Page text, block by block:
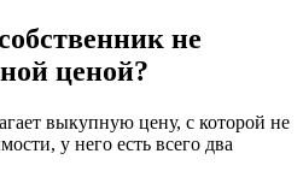
не
ценой?
выкупную цену, с которой не
у него есть всего два